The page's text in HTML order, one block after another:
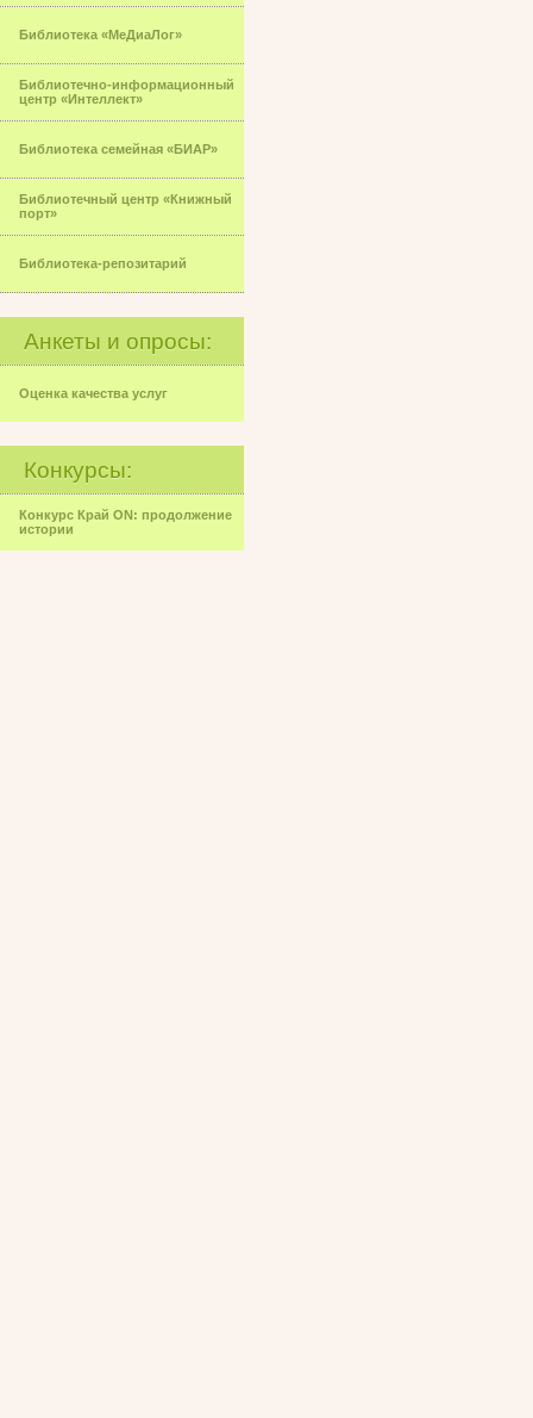
Библиотека «МеДиаЛог»
Библиотечно-информационный
центр «Интеллект»
Библиотека семейная «БИАР»
Библиотечный центр «Книжный
порт»
Библиотека-репозитарий
Анкеты и опросы:
Оценка качества услуг
Конкурсы:
Конкурс Край ON: продолжение
истории